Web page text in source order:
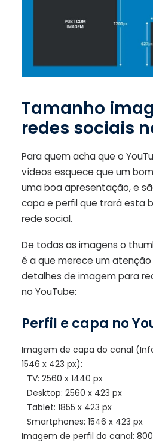
Tamanho
redes sociais
Para quem acha que o
vídeos esquece que um
uma boa apresentação, e
capa e perfil que trará esta
rede social.
De todas as imagens o
é a que merece um
detalhes de imagem para
no YouTube:
Perfil e capa no
Imagem de capa do canal
1546 x 423 px):
TV: 2560 x 1440 px
Desktop: 2560 x 423 px
Tablet: 1855 x 423 px
Smartphones: 1546 x 423 px
Imagem de perfil do canal: